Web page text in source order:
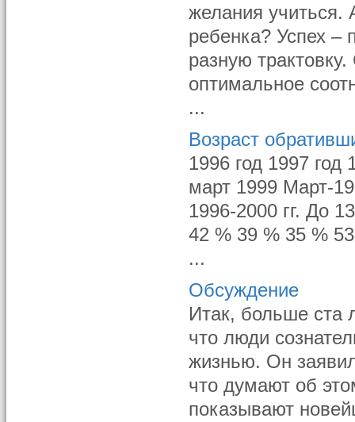
желания учиться.
ребенка? Успех –
разную
оптимальное
...
Возраст
1996 год 1997 год
март 1999 Март-
1996-2000 гг. До
42 % 39 % 35 %
...
Обсуждение
Итак, больше ста
что люди
жизнью. Он
что думают об
показывают